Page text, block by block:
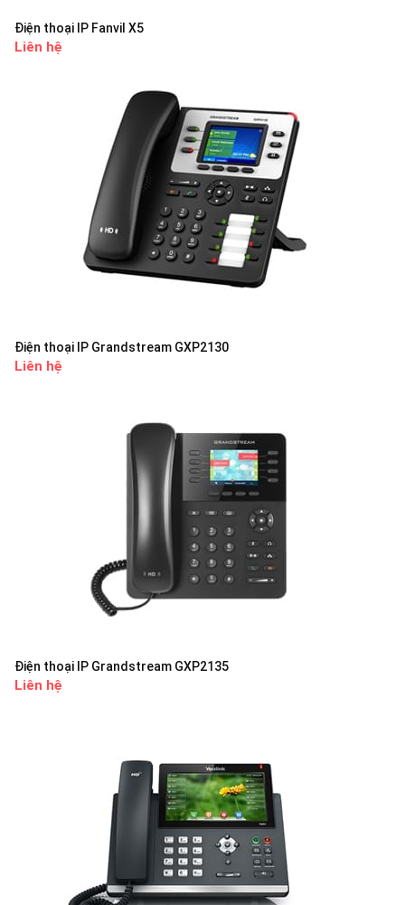
Điện thoại IP Fanvil X5
Liên hệ
Điện thoại IP Grandstream GXP2130
Liên hệ
Điện thoại IP Grandstream GXP2135
Liên hệ